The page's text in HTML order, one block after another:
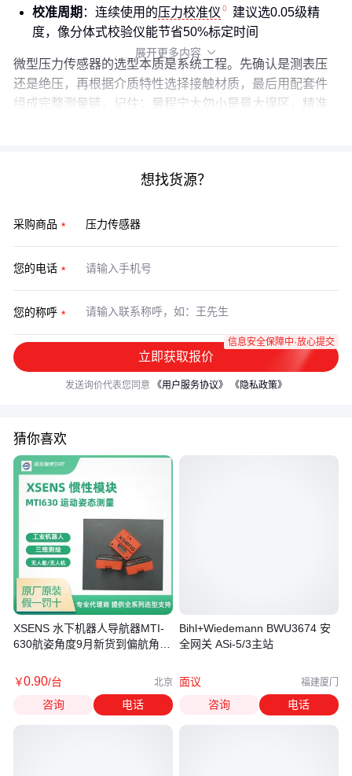
校准周期 ：连续使用的压力校准仪
建议选0.05级精
度，像分体式校验仪能节省50%标定时间
微型压力传感器的选型本质是系统工程。先确认是测表压
还是绝压，再根据介质特性选择接触材质，最后用配套件
组成完整测量链。记住：量程宁大勿小是最大误区，精准
展开更多内容 
想找货源？
采购商品
您的电话
您的称呼
立即获取报价
信息安全保障中·放心提交
发送询价代表您同意 《用户服务协议》 《隐私政策》
猜你喜欢
XSENS 水下机器人导航器MTI-
630航姿角度9月新货到偏航角度
￥0.90/台 北京
咨询 电话
Bihl+Wiedemann BWU3674 安
全网关 ASi-5/3主站
面议 福建厦门
咨询 电话